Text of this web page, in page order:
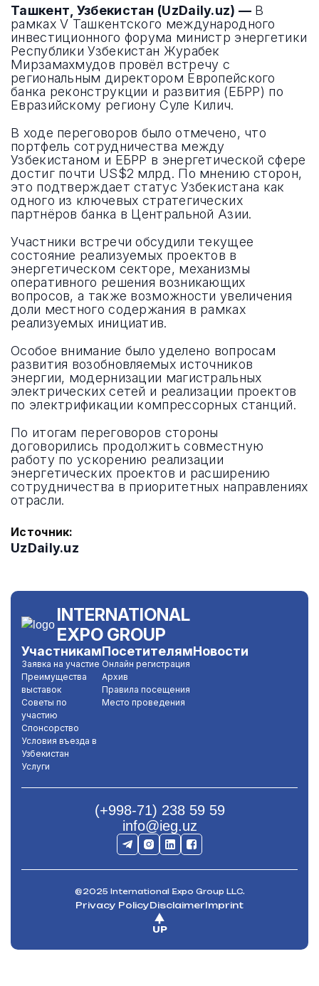
Ташкент, Узбекистан (UzDaily.uz) — В
рамках V Ташкентского международного
инвестиционного форума министр энергетики
Республики Узбекистан Журабек
Мирзамахмудов провёл встречу с
региональным директором Европейского
банка реконструкции и развития (ЕБРР) по
Евразийскому региону Суле Килич.
В ходе переговоров было отмечено, что
портфель сотрудничества между
Узбекистаном и ЕБРР в энергетической сфере
достиг почти US$2 млрд. По мнению сторон,
это подтверждает статус Узбекистана как
одного из ключевых стратегических
партнёров банка в Центральной Азии.
Участники встречи обсудили текущее
состояние реализуемых проектов в
энергетическом секторе, механизмы
оперативного решения возникающих
вопросов, а также возможности увеличения
доли местного содержания в рамках
реализуемых инициатив.
Особое внимание было уделено вопросам
развития возобновляемых источников
энергии, модернизации магистральных
электрических сетей и реализации проектов
по электрификации компрессорных станций.
По итогам переговоров стороны
договорились продолжить совместную
работу по ускорению реализации
энергетических проектов и расширению
сотрудничества в приоритетных направлениях
отрасли.
Источник:
UzDaily.uz
INTERNATIONAL
EXPO GROUP
Участникам
Заявка на участие
Преимущества
выставок
Советы по
участию
Спонсорство
Условия въезда в
Узбекистан
Услуги
Посетителям
Онлайн регистрация
Архив
Правила посещения
Место проведения
Новости
(+998-71) 238 59 59
info@ieg.uz
@2025 International Expo Group LLC.
Privacy PolicyDisclaimerImprint
UP